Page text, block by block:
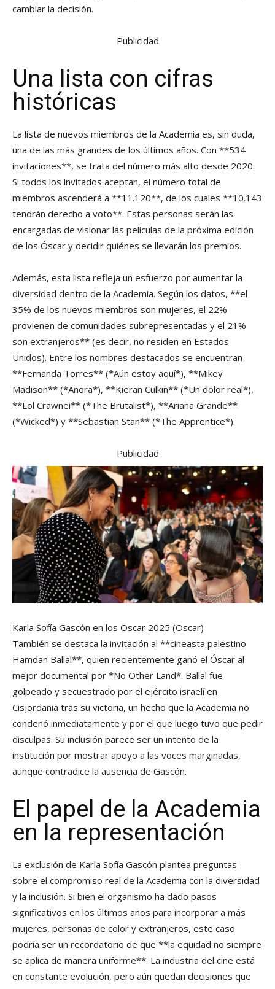
cambiar la decisión.
Publicidad
Una lista con cifras
históricas
La lista de nuevos miembros de la Academia es, sin duda,
una de las más grandes de los últimos años. Con **534
invitaciones**, se trata del número más alto desde 2020.
Si todos los invitados aceptan, el número total de
miembros ascenderá a **11.120**, de los cuales **10.143
tendrán derecho a voto**. Estas personas serán las
encargadas de visionar las películas de la próxima edición
de los Óscar y decidir quiénes se llevarán los premios.
Además, esta lista refleja un esfuerzo por aumentar la
diversidad dentro de la Academia. Según los datos, **el
35% de los nuevos miembros son mujeres, el 22%
provienen de comunidades subrepresentadas y el 21%
son extranjeros** (es decir, no residen en Estados
Unidos). Entre los nombres destacados se encuentran
**Fernanda Torres** (*Aún estoy aquí*), **Mikey
Madison** (*Anora*), **Kieran Culkin** (*Un dolor real*),
**Lol Crawnei** (*The Brutalist*), **Ariana Grande**
(*Wicked*) y **Sebastian Stan** (*The Apprentice*).
Publicidad
Karla Sofía Gascón en los Oscar 2025 (Oscar)
También se destaca la invitación al **cineasta palestino
Hamdan Ballal**, quien recientemente ganó el Óscar al
mejor documental por *No Other Land*. Ballal fue
golpeado y secuestrado por el ejército israelí en
Cisjordania tras su victoria, un hecho que la Academia no
condenó inmediatamente y por el que luego tuvo que pedir
disculpas. Su inclusión parece ser un intento de la
institución por mostrar apoyo a las voces marginadas,
aunque contradice la ausencia de Gascón.
El papel de la Academia
en la representación
La exclusión de Karla Sofía Gascón plantea preguntas
sobre el compromiso real de la Academia con la diversidad
y la inclusión. Si bien el organismo ha dado pasos
significativos en los últimos años para incorporar a más
mujeres, personas de color y extranjeros, este caso
podría ser un recordatorio de que **la equidad no siempre
se aplica de manera uniforme**. La industria del cine está
en constante evolución, pero aún quedan decisiones que